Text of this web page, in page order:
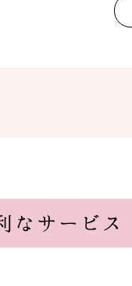
株式会社奥井組と「
委員会・審議会等の開